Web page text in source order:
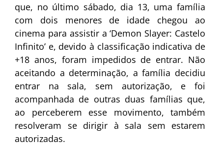
que, no último sábado, dia 13, uma família
com dois menores de idade chegou ao
cinema para assistir a ‘Demon Slayer: Castelo
Infinito’ e, devido à classificação indicativa de
+18 anos, foram impedidos de entrar. Não
aceitando a determinação, a família decidiu
entrar na sala, sem autorização, e foi
acompanhada de outras duas famílias que,
ao perceberem esse movimento, também
resolveram se dirigir à sala sem estarem
autorizadas.